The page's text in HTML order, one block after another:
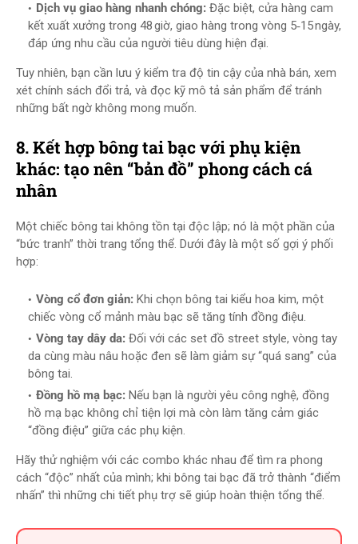
Dịch vụ giao hàng nhanh chóng: Đặc biệt, cửa hàng cam
kết xuất xưởng trong 48 giờ, giao hàng trong vòng 5‑15 ngày,
đáp ứng nhu cầu của người tiêu dùng hiện đại.
Tuy nhiên, bạn cần lưu ý kiểm tra độ tin cậy của nhà bán, xem
xét chính sách đổi trả, và đọc kỹ mô tả sản phẩm để tránh
những bất ngờ không mong muốn.
8. Kết hợp bông tai bạc với phụ kiện
khác: tạo nên “bản đồ” phong cách cá
nhân
Một chiếc bông tai không tồn tại độc lập; nó là một phần của
“bức tranh” thời trang tổng thể. Dưới đây là một số gợi ý phối
hợp:
Vòng cổ đơn giản: Khi chọn bông tai kiểu hoa kim, một
chiếc vòng cổ mảnh màu bạc sẽ tăng tính đồng điệu.
Vòng tay dây da: Đối với các set đồ street style, vòng tay
da cùng màu nâu hoặc đen sẽ làm giảm sự “quá sang” của
bông tai.
Đồng hồ mạ bạc: Nếu bạn là người yêu công nghệ, đồng
hồ mạ bạc không chỉ tiện lợi mà còn làm tăng cảm giác
“đồng điệu” giữa các phụ kiện.
Hãy thử nghiệm với các combo khác nhau để tìm ra phong
cách “độc” nhất của mình; khi bông tai bạc đã trở thành “điểm
nhấn” thì những chi tiết phụ trợ sẽ giúp hoàn thiện tổng thể.